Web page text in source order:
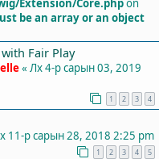
Extension/Core.phpon
be an array or an object
Fair Play
« Лх 4-р сарын 03, 2019
1 2 3 4
11-р сарын 28, 2018 2:25 pm
1 2 3 4 5